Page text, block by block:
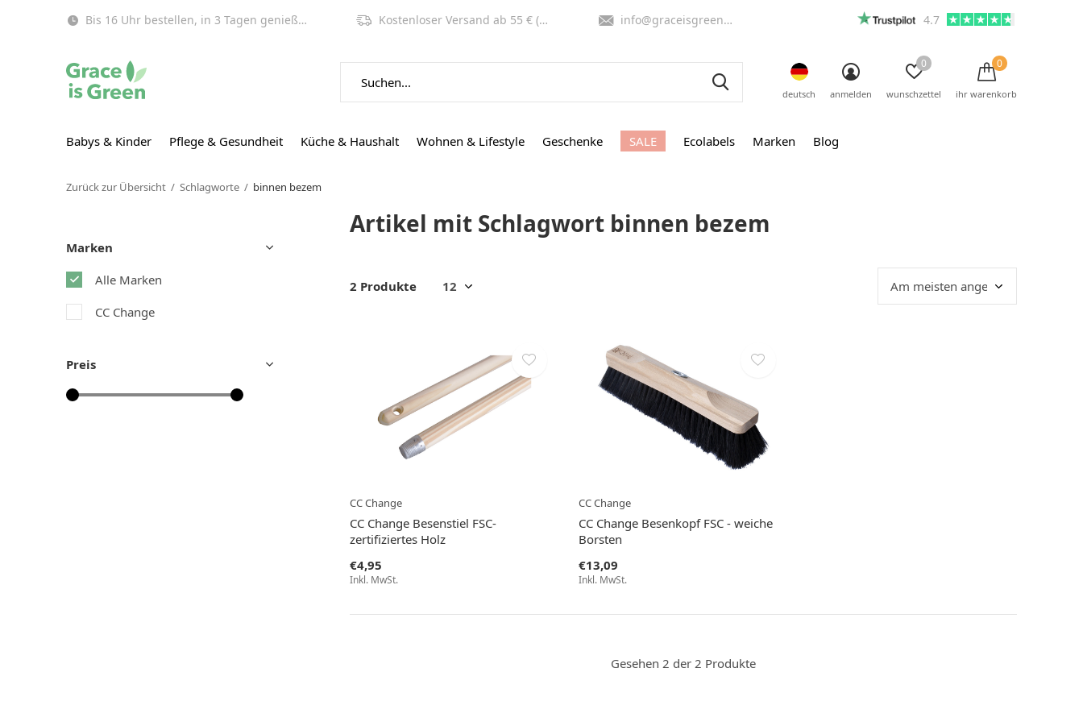
Babys & Kinder Pflege & Gesundheit Küche & Haushalt Wohnen & Lifestyle Geschenke SALE Ecolabels Marken Blog
deutsch anmelden wunschzettel
0
ihr warenkorb
0
Bis 16 Uhr bestellen, in 3 Tagen genießen (EU)! Kostenloser Versand ab 55 € (NL, BE) info@graceisgreen.com 4.7
Zurück zur Übersicht Schlagworte binnen bezem
Artikel mit Schlagwort binnen bezem
2 Produkte
CC Change
CC Change Besenstiel FSC-
zertifiziertes Holz
€4,95
Inkl. MwSt.
CC Change
CC Change Besenkopf FSC - weiche
Borsten
€13,09
Inkl. MwSt.
Gesehen 2 der 2 Produkte
Marken
Alle Marken
CC Change
Preis